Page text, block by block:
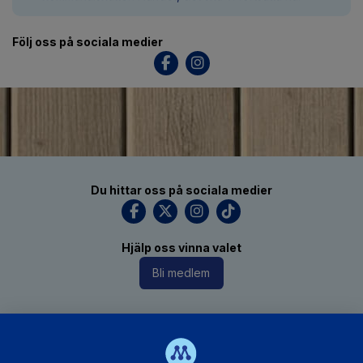
Följ oss på sociala medier
Du hittar oss på sociala medier
Hjälp oss vinna valet
Bli medlem